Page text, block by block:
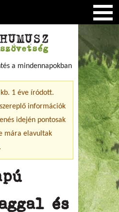
a mindennapokban
üzenet
kb. 1 éve íródott.
információk
idején pontosak
mára elavultak
és